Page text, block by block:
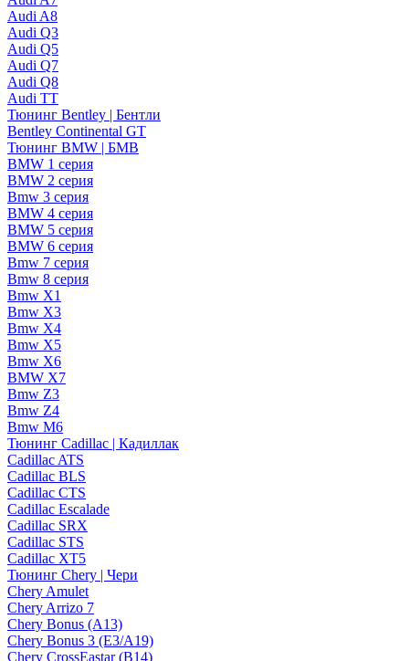
Audi A8
Audi Q3
Audi Q5
Audi Q7
Audi Q8
Audi TT
Тюнинг Bentley | Бентли
Bentley Continental GT
Тюнинг BMW | БМВ
BMW 1 серия
BMW 2 серия
Bmw 3 серия
BMW 4 серия
BMW 5 серия
BMW 6 серия
Bmw 7 серия
Bmw 8 серия
Bmw X1
Bmw X3
Bmw X4
Bmw X5
Bmw X6
BMW X7
Bmw Z3
Bmw Z4
Bmw М6
Тюнинг Cadillac | Кадиллак
Cadillac ATS
Cadillac BLS
Cadillac CTS
Cadillac Escalade
Cadillac SRX
Cadillac STS
Cadillac XT5
Тюнинг Chery | Чери
Chery Amulet
Chery Arrizo 7
Chery Bonus (A13)
Chery Bonus 3 (E3/A19)
Chery CrossEastar (B14)